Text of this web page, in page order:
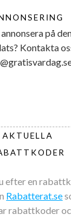
på
Kontakta
AKTUELLA
efter en
Rabatterat.se
rabattkoder